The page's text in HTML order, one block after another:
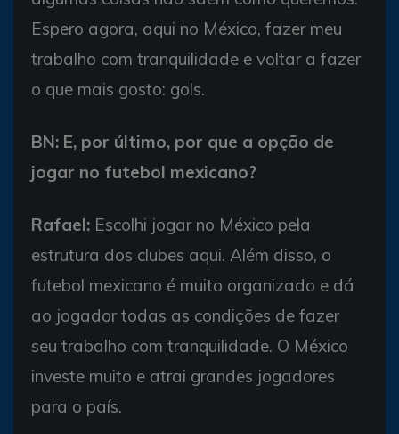
Espero agora, aqui no México, fazer meu
trabalho com tranquilidade e voltar a fazer
o que mais gosto: gols.
BN: E, por último, por que a opção de
jogar no futebol mexicano?
Rafael: Escolhi jogar no México pela
estrutura dos clubes aqui. Além disso, o
futebol mexicano é muito organizado e dá
ao jogador todas as condições de fazer
seu trabalho com tranquilidade. O México
investe muito e atrai grandes jogadores
para o país.